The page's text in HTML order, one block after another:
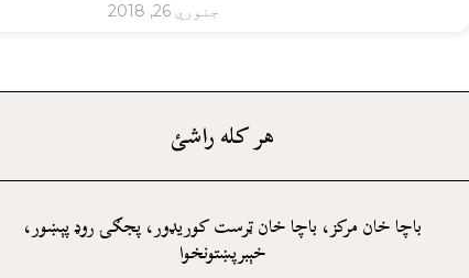
جنوري 26, 2018
هر کله راشئ
باچا خان مرکز، باچا خان ټرست کوريډور، پجګۍ روډ پېښور،
خېبرپښتونخوا